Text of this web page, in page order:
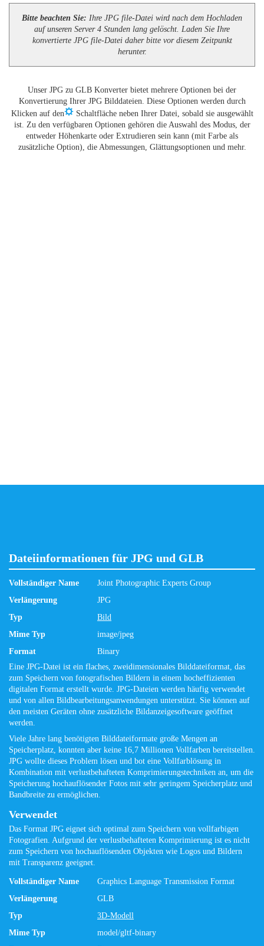
Bitte beachten Sie: Ihre JPG file-Datei wird nach dem Hochladen
auf unseren Server 4 Stunden lang gelöscht. Laden Sie Ihre
konvertierte JPG file-Datei daher bitte vor diesem Zeitpunkt
herunter.
Unser JPG zu GLB Konverter bietet mehrere Optionen bei der
Konvertierung Ihrer JPG Bilddateien. Diese Optionen werden durch
Klicken auf den
Schaltfläche neben Ihrer Datei, sobald sie ausgewählt
ist. Zu den verfügbaren Optionen gehören die Auswahl des Modus, der
entweder Höhenkarte oder Extrudieren sein kann (mit Farbe als
zusätzliche Option), die Abmessungen, Glättungsoptionen und mehr.
Dateiinformationen für JPG und GLB
Vollständiger Name
Joint Photographic Experts Group
Verlängerung
JPG
Typ
Bild
Mime Typ
image/jpeg
Format
Binary
Eine JPG-Datei ist ein flaches, zweidimensionales Bilddateiformat, das
zum Speichern von fotografischen Bildern in einem hocheffizienten
digitalen Format erstellt wurde. JPG-Dateien werden häufig verwendet
und von allen Bildbearbeitungsanwendungen unterstützt. Sie können auf
den meisten Geräten ohne zusätzliche Bildanzeigesoftware geöffnet
werden.
Viele Jahre lang benötigten Bilddateiformate große Mengen an
Speicherplatz, konnten aber keine 16,7 Millionen Vollfarben bereitstellen.
JPG wollte dieses Problem lösen und bot eine Vollfarblösung in
Kombination mit verlustbehafteten Komprimierungstechniken an, um die
Speicherung hochauflösender Fotos mit sehr geringem Speicherplatz und
Bandbreite zu ermöglichen.
Verwendet
Das Format JPG eignet sich optimal zum Speichern von vollfarbigen
Fotografien. Aufgrund der verlustbehafteten Komprimierung ist es nicht
zum Speichern von hochauflösenden Objekten wie Logos und Bildern
mit Transparenz geeignet.
Vollständiger Name
Graphics Language Transmission Format
Verlängerung
GLB
Typ
3D-Modell
Mime Typ
model/gltf-binary